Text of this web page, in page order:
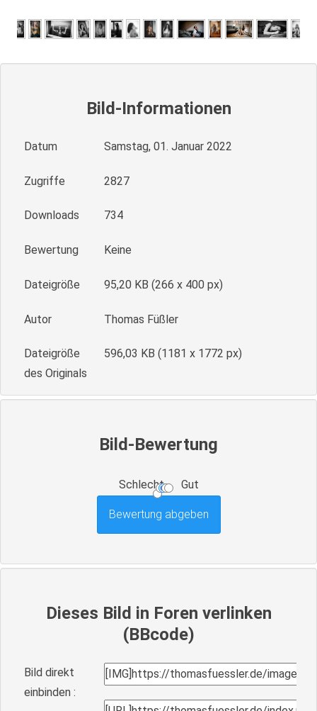
Bild-Informationen
Datum Samstag, 01. Januar 2022
Zugriffe 2827
Downloads 734
Bewertung Keine
Dateigröße 95,20 KB (266 x 400 px)
Autor Thomas Füßler
Dateigröße
des Originals
596,03 KB (1181 x 1772 px)
Bild-Bewertung
Schlecht Gut
Dieses Bild in Foren verlinken
(BBcode)
Bild direkt
einbinden :